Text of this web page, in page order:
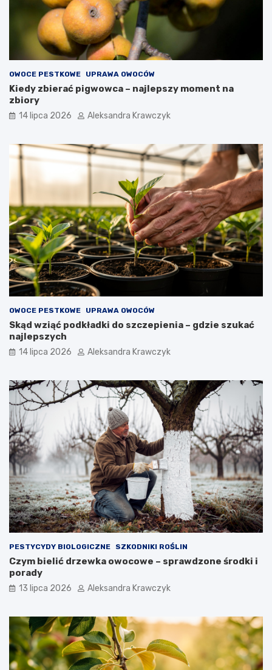
OWOCE PESTKOWE UPRAWA OWOCÓW
Kiedy zbierać pigwowca – najlepszy moment na
zbiory
14 lipca 2026 Aleksandra Krawczyk
OWOCE PESTKOWE UPRAWA OWOCÓW
Skąd wziąć podkładki do szczepienia – gdzie szukać
najlepszych
14 lipca 2026 Aleksandra Krawczyk
PESTYCYDY BIOLOGICZNE SZKODNIKI ROŚLIN
Czym bielić drzewka owocowe – sprawdzone środki i
porady
13 lipca 2026 Aleksandra Krawczyk